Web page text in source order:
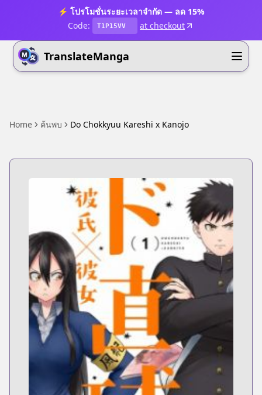
⚡ โปรโมชั่นระยะเวลาจำกัด — ลด 15%
Code:
T1P15VV at checkout
TranslateManga
Home ค้นพบ Do Chokkyuu Kareshi x Kanojo